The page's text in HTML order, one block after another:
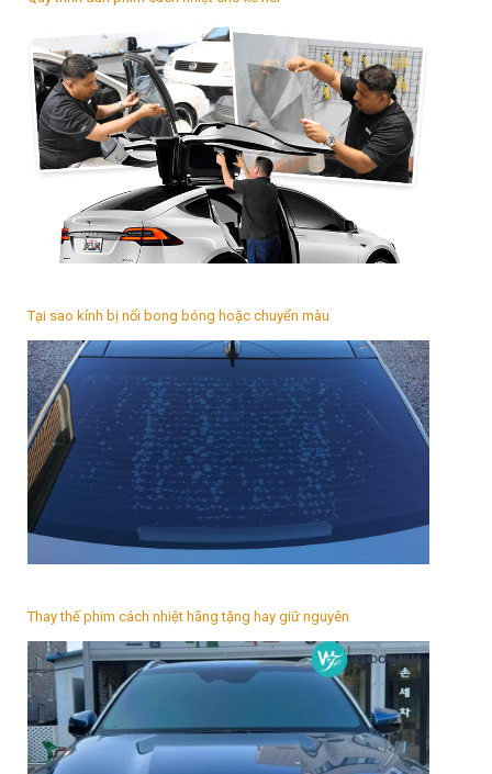
Tại sao kính bị nổi bong bóng hoặc chuyển màu
Thay thế phim cách nhiệt hãng tặng hay giữ nguyên